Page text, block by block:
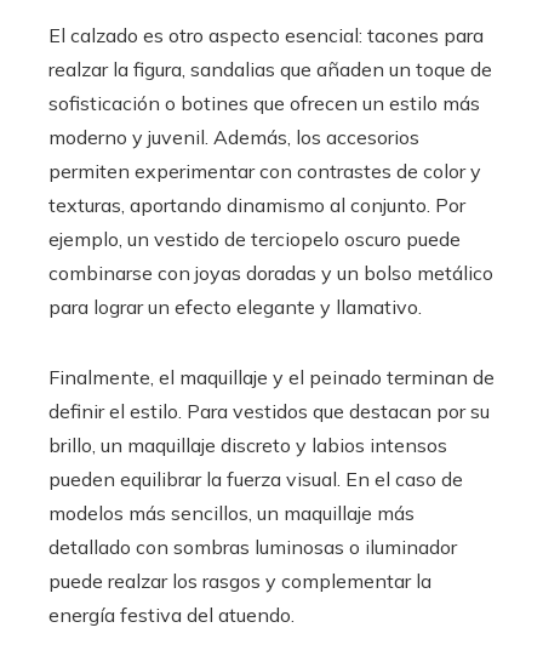
El calzado es otro aspecto esencial: tacones para
realzar la figura, sandalias que añaden un toque de
sofisticación o botines que ofrecen un estilo más
moderno y juvenil. Además, los accesorios
permiten experimentar con contrastes de color y
texturas, aportando dinamismo al conjunto. Por
ejemplo, un vestido de terciopelo oscuro puede
combinarse con joyas doradas y un bolso metálico
para lograr un efecto elegante y llamativo.
Finalmente, el maquillaje y el peinado terminan de
definir el estilo. Para vestidos que destacan por su
brillo, un maquillaje discreto y labios intensos
pueden equilibrar la fuerza visual. En el caso de
modelos más sencillos, un maquillaje más
detallado con sombras luminosas o iluminador
puede realzar los rasgos y complementar la
energía festiva del atuendo.